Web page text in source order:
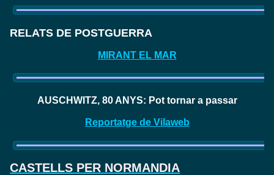
RELATS DE POSTGUERRA
MIRANT EL MAR
AUSCHWITZ, 80 ANYS: Pot tornar a passar
Reportatge de Vilaweb
CASTELLS PER NORMANDIA